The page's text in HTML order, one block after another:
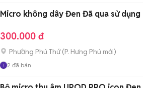
Micro không dây Đen Đã qua sử dụng
300.000 đ
Phường Phú Thứ(P. Hưng Phú mới)
2 đã bán